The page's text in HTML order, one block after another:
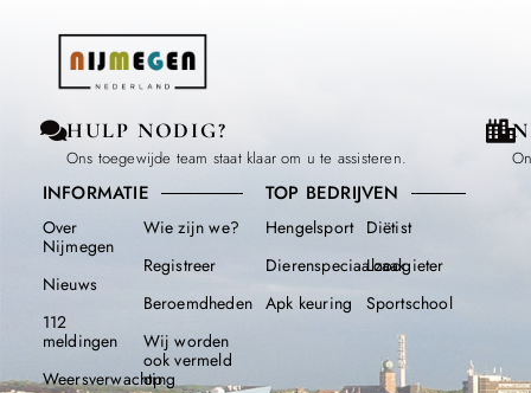
HULP NODIG?
Ons toegewijde team staat klaar om u te assisteren.
INFORMATIE
Over
Nijmegen
Nieuws
112
meldingen
Weersverwachting
Wie zijn we?
Registreer
Beroemdheden​
Wij worden
ook vermeld
op
TOP BEDRIJVEN
Hengelsport
Dierenspeciaalzaak
Apk keuring
Diëtist
Loodgieter
Sportschool